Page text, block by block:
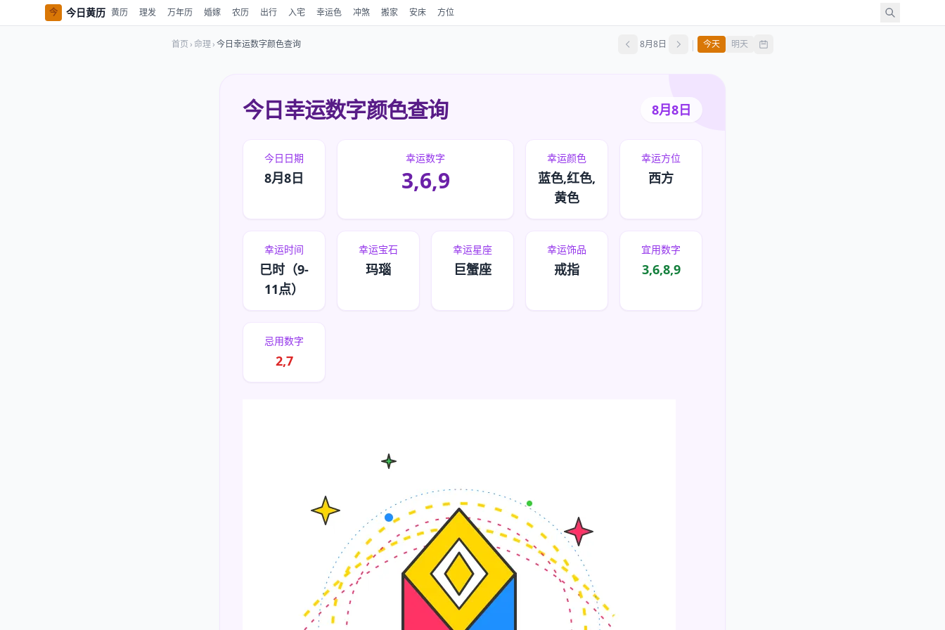
今 今日黄历 黄历 理发 万年历 婚嫁 农历 出行 入宅 幸运色 冲煞 搬家 安床 方位
首页 ›命理 ›今日幸运数字颜色查询 8月8日 | 今天 明天
今日幸运数字颜色查询 8月8日
今日日期
8月8日
幸运数字
3,6,9
幸运颜色
蓝色,红色,
黄色
幸运方位
西方
幸运时间
巳时（9-
11点）
幸运宝石
玛瑙
幸运星座
巨蟹座
幸运饰品
戒指
宜用数字
3,6,8,9
忌用数字
2,7